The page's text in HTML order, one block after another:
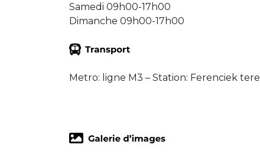
Samedi 09h00-17h00
Dimanche 09h00-17h00
Metro: ligne M3 – Station: Ferenciek tere